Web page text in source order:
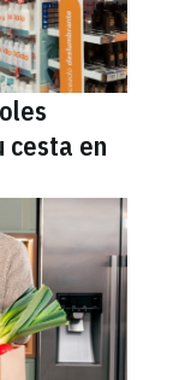
cesta en